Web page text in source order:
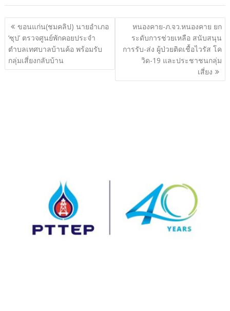
แนะแนว
เรื่อง
ขอนแก่น(ชมคลิป) นายอำเภอ
‘ซุป’ ตรวจศูนย์พักคอยประจำ
ตำบลเทศบาลบ้านค้อ พร้อมรับ
กลุ่มเสี่ยงกลับบ้าน
หนองคาย-ภ.จว.หนองคาย ยก
ระดับการช่วยเหลือ สนับสนุน
การรับ-ส่ง ผู้ป่วยติดเชื้อไวรัส โค
วิด-19 และประชาชนกลุ่ม
เสี่ยง